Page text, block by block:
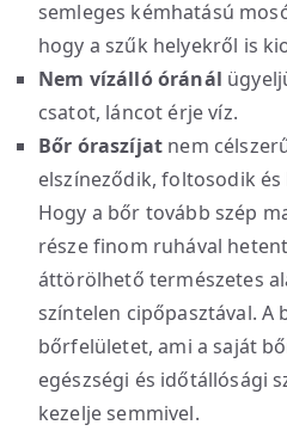
semleges kémhatású
hogy a szűk helyekről is
Nem vízálló óránál
csatot, láncot érje víz.
Bőr óraszíjat nem
elszíneződik, foltosodik
Hogy a bőr tovább szép
része finom ruhával
áttörölhető természetes
színtelen cipőpasztával. A
bőrfelületet, ami a saját
egészségi és időtállósági
kezelje semmivel.